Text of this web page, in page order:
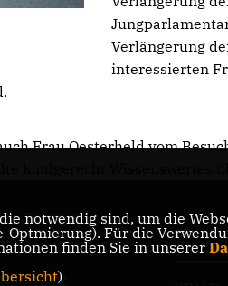
Verlängerung
interessierten
Frau Oesterheld vom
Thüringer
CDU
notwendig sind, um die
Optmierung). Für die
finden Sie in unserer
)